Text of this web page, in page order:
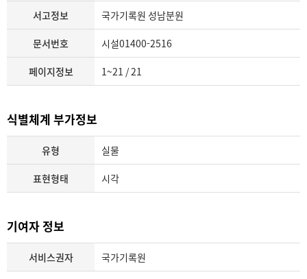
서고정보 국가기록원 성남분원
문서번호 시설01400-2516
페이지정보 1~21 / 21
식별체계 부가정보
유형 실물
표현형태 시각
기여자 정보
서비스권자 국가기록원